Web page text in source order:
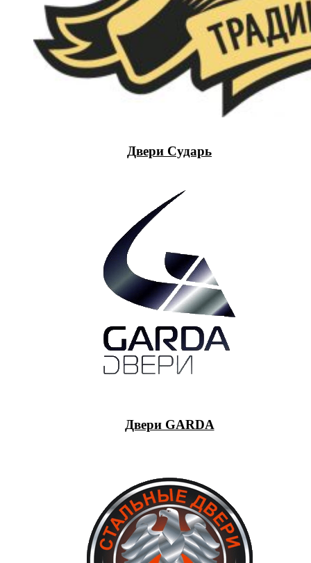
Двери Сударь
Двери GARDA